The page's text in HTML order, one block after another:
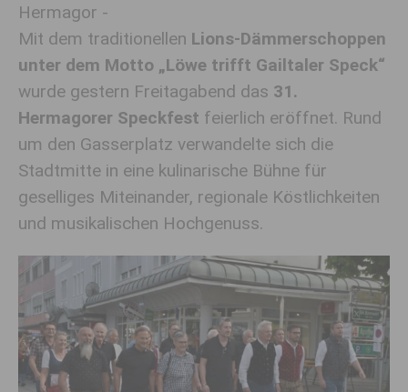
Hermagor -
Mit dem traditionellen Lions-Dämmerschoppen
unter dem Motto „Löwe trifft Gailtaler Speck“
wurde gestern Freitagabend das 31.
Hermagorer Speckfest feierlich eröffnet. Rund
um den Gasserplatz verwandelte sich die
Stadtmitte in eine kulinarische Bühne für
geselliges Miteinander, regionale Köstlichkeiten
und musikalischen Hochgenuss.